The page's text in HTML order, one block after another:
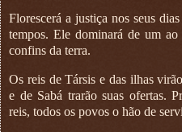
Florescerá a justiça nos seus
tempos. Ele dominará de um
confins da terra.
Os reis de Társis e das ilhas
e de Sabá trarão suas ofertas.
reis, todos os povos o hão de